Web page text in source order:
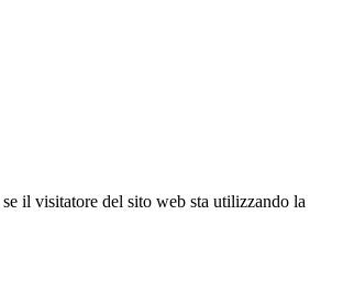
il visitatore del sito web sta utilizzando la